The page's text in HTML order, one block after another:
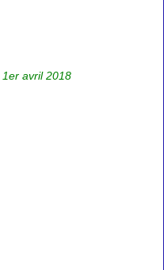
1er avril 2018